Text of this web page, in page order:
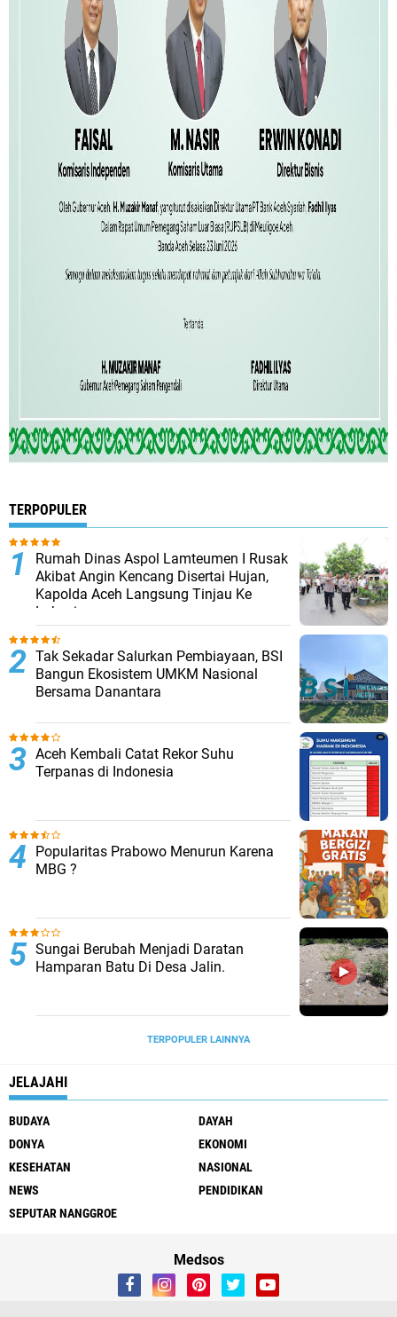
TERPOPULER
Rumah Dinas Aspol Lamteumen I Rusak
Akibat Angin Kencang Disertai Hujan,
Kapolda Aceh Langsung Tinjau Ke
Lokasi
Tak Sekadar Salurkan Pembiayaan, BSI
Bangun Ekosistem UMKM Nasional
Bersama Danantara
Aceh Kembali Catat Rekor Suhu
Terpanas di Indonesia
Popularitas Prabowo Menurun Karena
MBG ?
Sungai Berubah Menjadi Daratan
Hamparan Batu Di Desa Jalin.
TERPOPULER LAINNYA
JELAJAHI
BUDAYA
DAYAH
DONYA
EKONOMI
KESEHATAN
NASIONAL
NEWS
PENDIDIKAN
SEPUTAR NANGGROE
Medsos